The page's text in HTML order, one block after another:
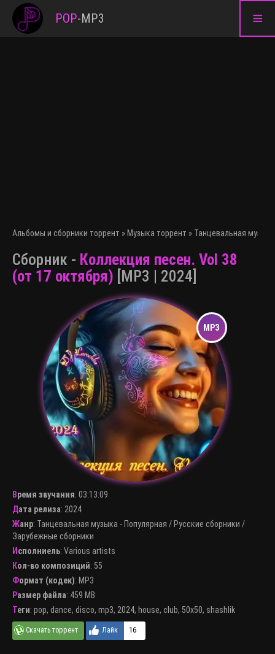
≡
POP-MP3
Альбомы и сборники торрент » Музыка торрент » Танцевальная
Сборник - Коллекция песен. Vol 38
(от 17 октября) [MP3 | 2024]
Время звучания: 03:13:09
Дата релиза: 2024
Жанр: Танцевальная музыка - Популярная / Русские сборники /
Зарубежные сборники
Исполниель: Various artists
Кол-во композиций: 55
Формат (кодек): MP3
Размер файла: 459 MB
Теги: pop, dance, disco, mp3, 2024, house, club, 50x50, shashlik
16